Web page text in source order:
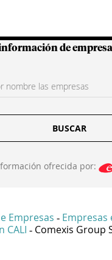
de
BUSCAR
ofrecida por:
Empresas - Empresas
CALI - Comexis Group